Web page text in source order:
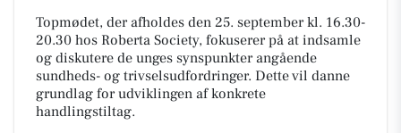
Topmødet, der afholdes den 25. september kl. 16.30-
20.30 hos Roberta Society, fokuserer på at indsamle
og diskutere de unges synspunkter angående
sundheds- og trivselsudfordringer. Dette vil danne
grundlag for udviklingen af konkrete
handlingstiltag.